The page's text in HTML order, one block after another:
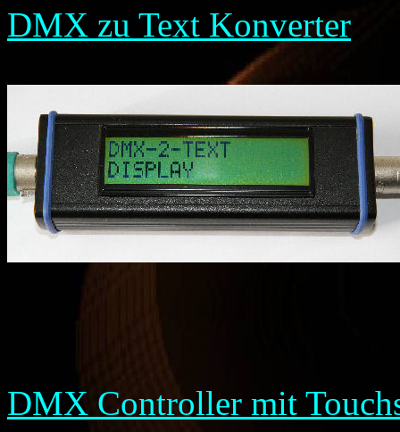
DMX zu Text Konverter
DMX Controller mit